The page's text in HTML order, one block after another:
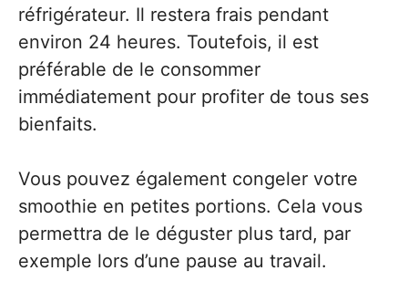
réfrigérateur. Il restera frais pendant
environ 24 heures. Toutefois, il est
préférable de le consommer
immédiatement pour profiter de tous ses
bienfaits.
Vous pouvez également congeler votre
smoothie en petites portions. Cela vous
permettra de le déguster plus tard, par
exemple lors d’une pause au travail.